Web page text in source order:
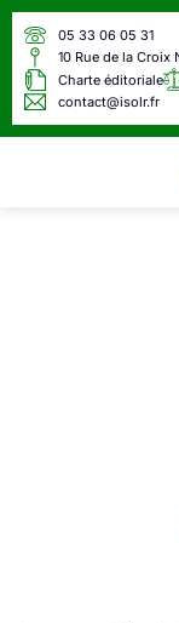
05 33 06 05 31
10 Rue de la
Charte éditoriale
contact@isolr.fr